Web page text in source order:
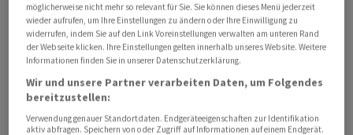
Zu Wochenbeginn war der Bitcoin noch über 66'200
Dollar gehandelt worden, gestützt von dem
angekündigten Rahmenabkommen für ein Ende des
Iran-Krieges, bevor eine Gegenbewegung einsetzte. Der
Bitcoin zeige sich weiterhin anfällig für anhaltende
Timo Emden von Emden Research. Nach der
möglicherweise nicht mehr so relevant für Sie. Sie können dieses Menü jederzeit
wieder aufrufen, um Ihre Einstellungen zu ändern oder Ihre Einwilligung zu
widerrufen, indem Sie auf den Link Voreinstellungen verwalten am unteren Rand
der Webseite klicken. Ihre Einstellungen gelten innerhalb unseres Website. Weitere
Informationen finden Sie in unserer Datenschutzerklärung.
Wir und unsere Partner verarbeiten Daten, um Folgendes
bereitzustellen:
Verwendung genauer Standortdaten. Endgeräteeigenschaften zur Identifikation
aktiv abfragen. Speichern von oder Zugriff auf Informationen auf einem Endgerät.